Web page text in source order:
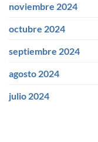
noviembre 2024
octubre 2024
septiembre 2024
agosto 2024
julio 2024